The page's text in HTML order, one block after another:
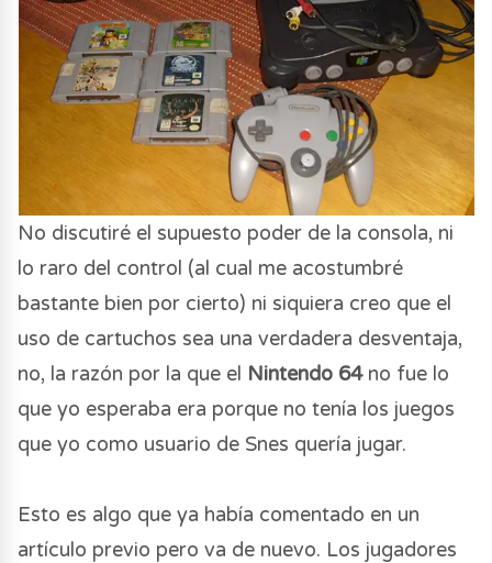
No discutiré el supuesto poder de la consola, ni
lo raro del control (al cual me acostumbré
bastante bien por cierto) ni siquiera creo que el
uso de cartuchos sea una verdadera desventaja,
no, la razón por la que el Nintendo 64no fue lo
que yo esperaba era porque no tenía los juegos
que yo como usuario de Snes quería jugar.
Esto es algo que ya había comentado en un
artículo previo pero va de nuevo. Los jugadores